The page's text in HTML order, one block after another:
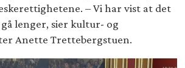
– Vi har vist at det
lenger, sier kultur- og
Anette Trettebergstuen.